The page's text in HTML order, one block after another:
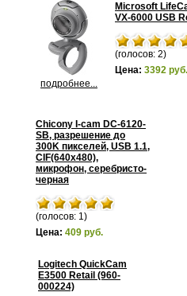
подробнее...
Microsoft
VX-6000 USB
(голосов: 2)
Цена: 3392 руб.
Chicony I-cam DC-6120-
SB, разрешение до
300K пикселей, USB 1.1,
CIF(640x480),
микрофон, серебристо-
черная
(голосов: 1)
Цена: 409 руб.
Logitech QuickCam
E3500 Retail (960-
000224)